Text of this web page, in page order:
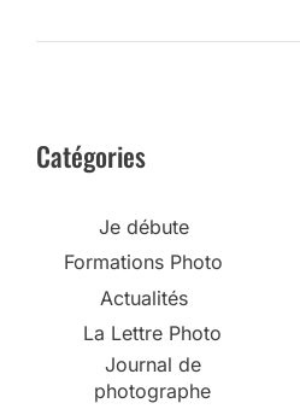
Catégories
Je débute
Formations Photo
Actualités
La Lettre Photo
Journal de
photographe